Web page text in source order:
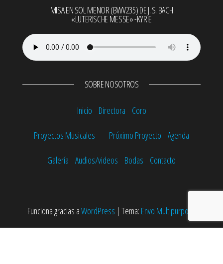
MISA EN SOL MENOR (BWV235) DE J. S. BACH
«LUTERISCHE MESSE» -KYRIE
SOBRE NOSOTROS
Inicio Directora Coro
Proyectos Musicales Próximo Proyecto Agenda
Galería Audios/videos Bodas Contacto
Funciona gracias aWordPress | Tema: Envo Multipurpose